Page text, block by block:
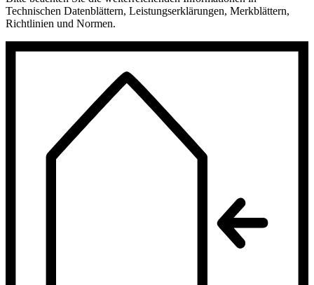
Technischen Datenblättern, Leistungserklärungen, Merkblättern,
Richtlinien und Normen.